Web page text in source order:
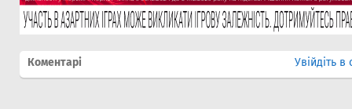
Коментарі Увійдіть в